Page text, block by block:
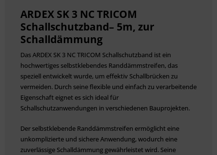
ARDEX SK 3 NC TRICOM
Schallschutzband– 5m, zur
Schalldämmung
Das ARDEX SK 3 NC TRICOM Schallschutzband ist ein
hochwertiges selbstklebendes Randdämmstreifen, das
speziell entwickelt wurde, um effektiv Schallbrücken zu
vermeiden. Durch seine flexible und einfach zu verarbeitende
Eigenschaft eignet es sich ideal für
Schallschutzanwendungen in verschiedenen Bauprojekten.
Der selbstklebende Randdämmstreifen ermöglicht eine
unkomplizierte und sichere Anwendung, wodurch eine
zuverlässige Schalldämmung gewährleistet wird. Seine